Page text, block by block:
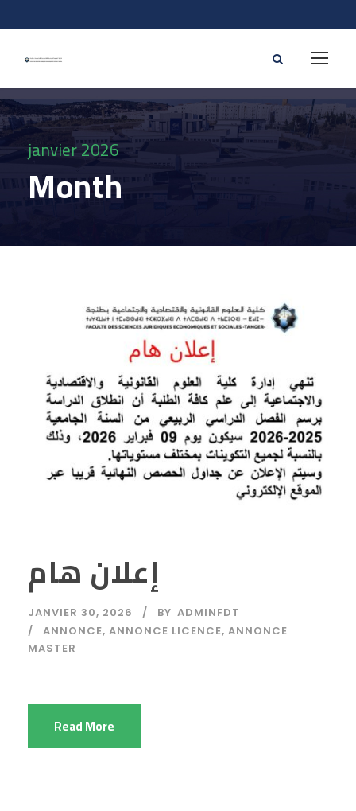
janvier 2026
Month
إعلان هام
JANVIER 30, 2026 BY ADMINFDT
ANNONCE, ANNONCE LICENCE, ANNONCE
MASTER
Read More